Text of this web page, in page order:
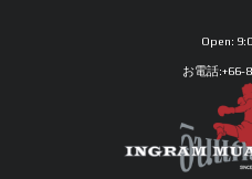
Open:
お電話:+66-